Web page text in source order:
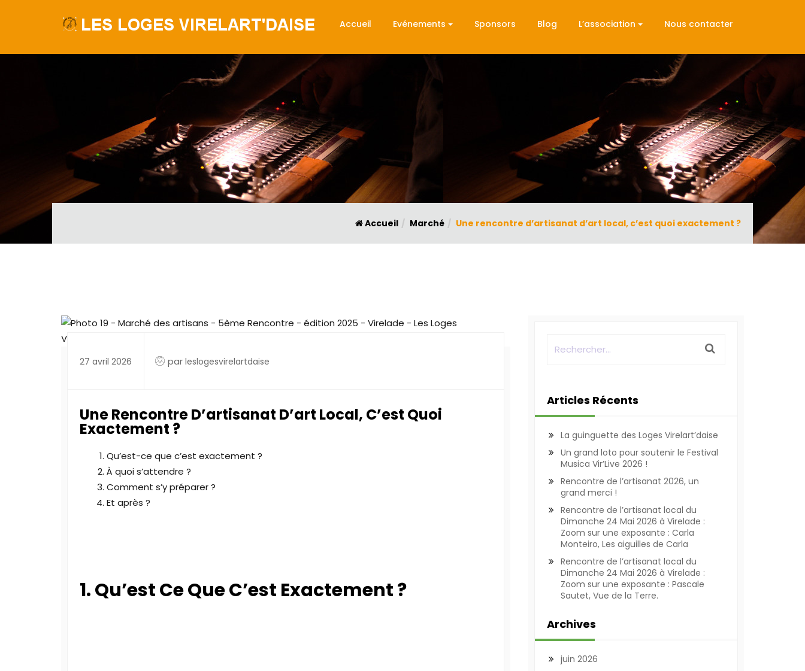
Accueil Evénements Sponsors Blog L’association Nous contacter
Accueil Marché Une rencontre d’artisanat d’art local, c’est quoi exactement ?
27 avril 2026 par leslogesvirelartdaise
Une Rencontre D’artisanat D’art Local, C’est Quoi
Exactement ?
Qu’est-ce que c’est exactement ?
À quoi s’attendre ?
Comment s’y préparer ?
Et après ?
1. Qu’est Ce Que C’est Exactement ?
Articles Récents
La guinguette des Loges Virelart’daise
Un grand loto pour soutenir le Festival
Musica Vir’Live 2026 !
Rencontre de l’artisanat 2026, un
grand merci !
Rencontre de l’artisanat local du
Dimanche 24 Mai 2026 à Virelade :
Zoom sur une exposante : Carla
Monteiro, Les aiguilles de Carla
Rencontre de l’artisanat local du
Dimanche 24 Mai 2026 à Virelade :
Zoom sur une exposante : Pascale
Sautet, Vue de la Terre.
Archives
juin 2026